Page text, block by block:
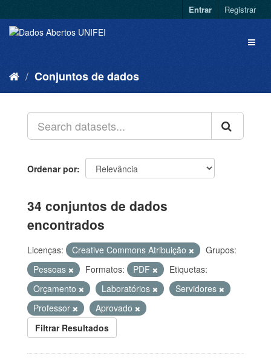
Entrar Registrar
Conjuntos de dados
Ordenar por
34 conjuntos de dados
encontrados
Licenças: Creative Commons Atribuição
Grupos:
Pessoas
Formatos: PDF
Etiquetas:
Orçamento
Laboratórios
Servidores
Professor
Aprovado
Filtrar Resultados